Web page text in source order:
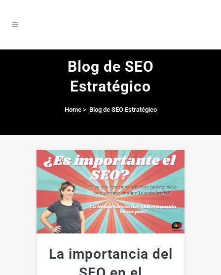
Blog de SEO
Estratégico
Home> Blog de SEO Estratégico
La importancia del